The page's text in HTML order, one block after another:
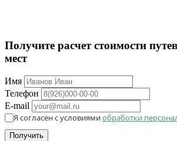
Получите расчет стоимости
мест
Имя
Телефон
E-mail
Я согласен с условиямиобработки
Получить